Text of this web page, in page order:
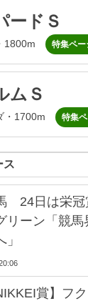
ードＳ
1800m 特集ペー
ムＳ
・1700m 特集
ス
24日は栄
リーン「競
賞】フ